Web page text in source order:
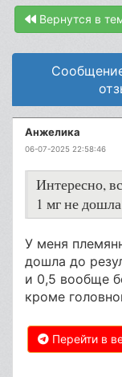
Вернутся в
Анжелика
06-07-2025 22:58:46
Интересно,
1 мг не
У меня
дошла до
и 0,5 вообще
кроме
Перейти в